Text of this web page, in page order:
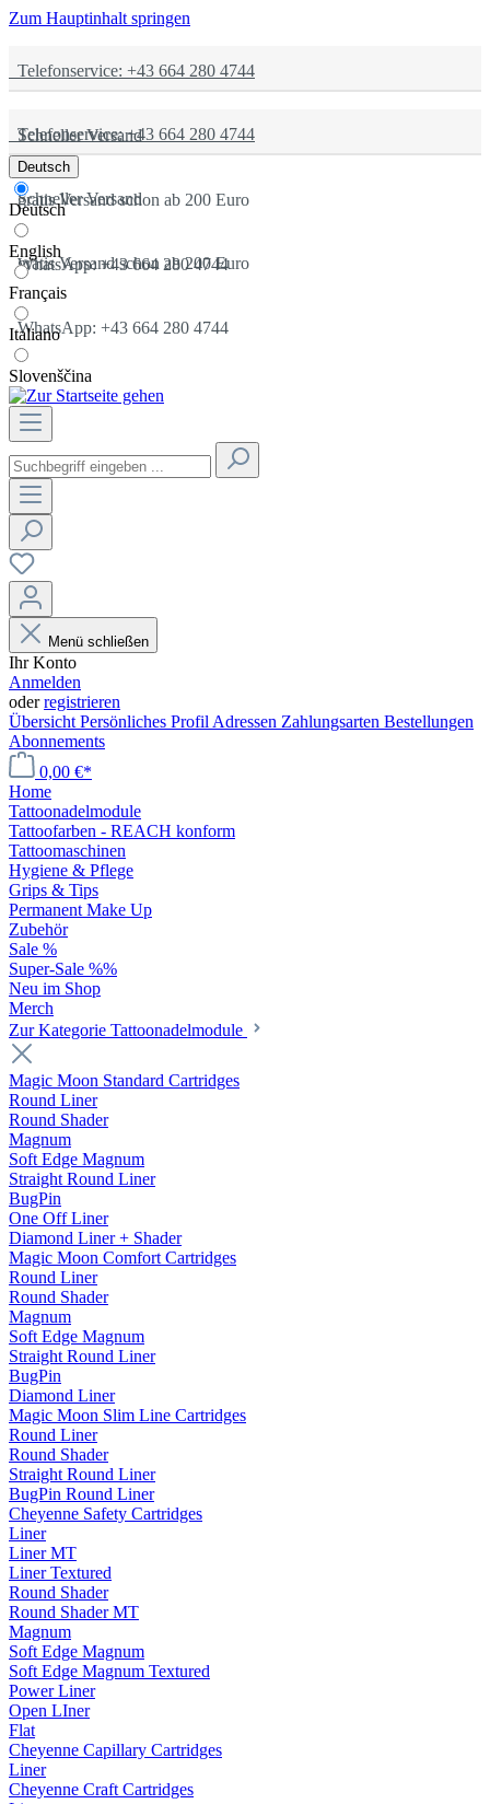
Zum Hauptinhalt springen
Telefonservice: +43 664 280 4744
Schneller Versand
gratis Versand schon ab 200 Euro
WhatsApp: +43 664 280 4744
Telefonservice: +43 664 280 4744
Schneller Versand
gratis Versand schon ab 200 Euro
WhatsApp: +43 664 280 4744
Deutsch
Deutsch
English
Français
Italiano
Slovenščina
Menü schließen
Ihr Konto
Anmelden
oderregistrieren
Übersicht Persönliches Profil Adressen Zahlungsarten Bestellungen
Abonnements
0,00 €*
Home
Tattoonadelmodule
Tattoofarben - REACH konform
Tattoomaschinen
Hygiene & Pflege
Grips & Tips
Permanent Make Up
Zubehör
Sale %
Super-Sale %%
Neu im Shop
Merch
Zur Kategorie Tattoonadelmodule
Magic Moon Standard Cartridges
Round Liner
Round Shader
Magnum
Soft Edge Magnum
Straight Round Liner
BugPin
One Off Liner
Diamond Liner + Shader
Magic Moon Comfort Cartridges
Round Liner
Round Shader
Magnum
Soft Edge Magnum
Straight Round Liner
BugPin
Diamond Liner
Magic Moon Slim Line Cartridges
Round Liner
Round Shader
Straight Round Liner
BugPin Round Liner
Cheyenne Safety Cartridges
Liner
Liner MT
Liner Textured
Round Shader
Round Shader MT
Magnum
Soft Edge Magnum
Soft Edge Magnum Textured
Power Liner
Open LIner
Flat
Cheyenne Capillary Cartridges
Liner
Cheyenne Craft Cartridges